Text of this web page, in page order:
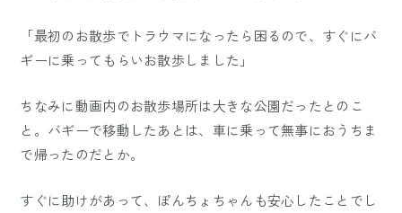
「最初のお散歩でトラウマになったら困るので、すぐにバ
ギーに乗ってもらいお散歩しました」
ちなみに動画内のお散歩場所は大きな公園だったとのこ
と。バギーで移動したあとは、車に乗って無事におうちま
で帰ったのだとか。
すぐに助けがあって、ぽんちょちゃんも安心したことでし